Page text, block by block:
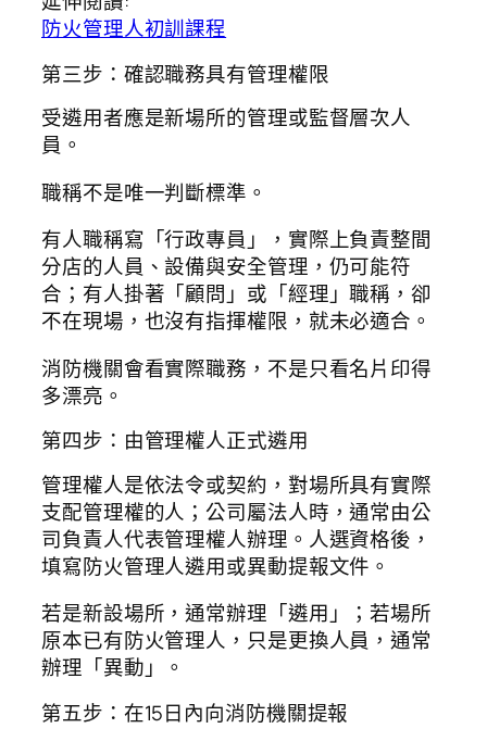
防火管理人初訓課程
第三步：確認職務具有管理權限
受遴用者應是新場所的管理或監督層次人
員。
職稱不是唯一判斷標準。
有人職稱寫「行政專員」，實際上負責整間
分店的人員、設備與安全管理，仍可能符
合；有人掛著「顧問」或「經理」職稱，卻
不在現場，也沒有指揮權限，就未必適合。
消防機關會看實際職務，不是只看名片印得
多漂亮。
第四步：由管理權人正式遴用
管理權人是依法令或契約，對場所具有實際
支配管理權的人；公司屬法人時，通常由公
司負責人代表管理權人辦理。人選資格後，
填寫防火管理人遴用或異動提報文件。
若是新設場所，通常辦理「遴用」；若場所
原本已有防火管理人，只是更換人員，通常
辦理「異動」。
第五步：在15日內向消防機關提報